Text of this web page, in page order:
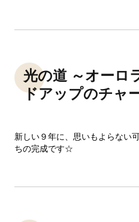
光の道 ～オーロ
ドアップのチャ
新しい９年に、思いもよらない
ちの完成です☆